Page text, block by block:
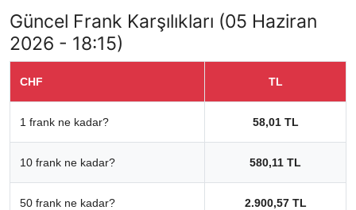
Güncel Frank Karşılıkları (05 Haziran
2026 - 18:15)
CHF TL
1 frank ne kadar? 58,01 TL
10 frank ne kadar? 580,11 TL
50 frank ne kadar? 2.900,57 TL